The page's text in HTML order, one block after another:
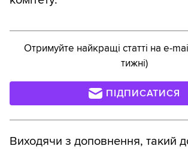
Отримуйте найкращі статті на e-
тижні)
ПІДПИСАТИСЯ
Виходячи з доповнення, такий